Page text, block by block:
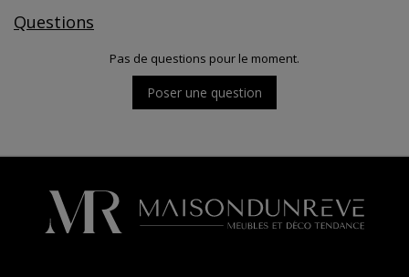
Questions
Pas de questions pour le moment.
Poser une question